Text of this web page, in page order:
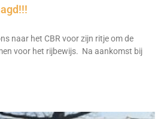
naar het CBR voor zijn ritje om de
voor het rijbewijs. Na aankomst bij